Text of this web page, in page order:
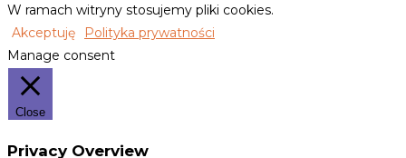
W ramach witryny stosujemy pliki cookies.
Akceptuję
Polityka prywatności
Manage consent
Close
Privacy Overview